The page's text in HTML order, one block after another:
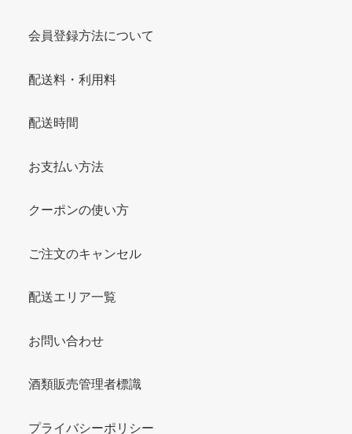
会員登録方法について
配送料・利用料
配送時間
お支払い方法
クーポンの使い方
ご注文のキャンセル
配送エリア一覧
お問い合わせ
酒類販売管理者標識
プライバシーポリシー